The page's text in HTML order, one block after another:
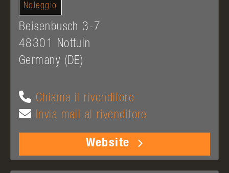
Noleggio
Beisenbusch 3-7
48301
Nottuln
Germany (DE)
Chiama il rivenditore
Invia mail al rivenditore
Website